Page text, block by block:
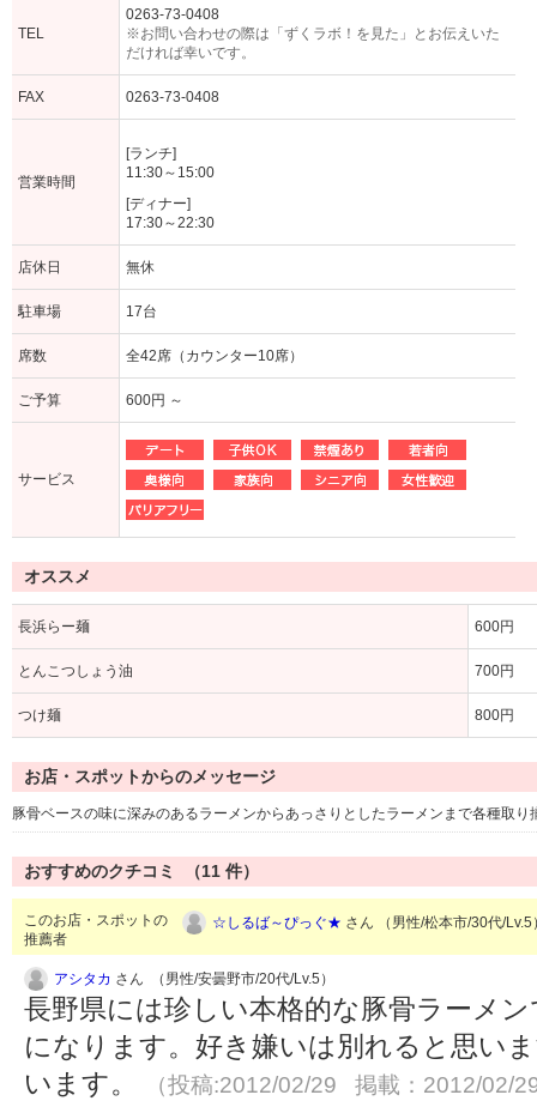
TEL
0263-73-0408
※お問い合わせの際は「ずくラボ！を見た」とお伝えいた
だければ幸いです。
FAX 0263-73-0408
営業時間
[ランチ]
11:30～15:00
[ディナー]
17:30～22:30
店休日 無休
駐車場 17台
席数 全42席（カウンター10席）
ご予算 600円 ～
サービス
オススメ
長浜らー麺 600円
とんこつしょう油 700円
つけ麺 800円
お店・スポットからのメッセージ
豚骨ベースの味に深みのあるラーメンからあっさりとしたラーメンまで各種取
おすすめのクチコミ （11 件）
このお店・スポットの
推薦者
☆しるば～ぴっぐ★ さん （男性/松本市/30代/
アシタカ さん （男性/安曇野市/20代/Lv.5）
長野県には珍しい本格的な豚骨ラーメ
になります。好き嫌いは別れると思い
います。
（投稿:2012/02/29 掲載：2012/02/